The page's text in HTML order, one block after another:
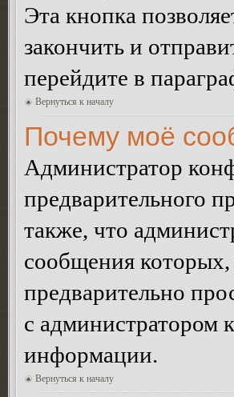
Эта кнопка
закончить и
перейдите в
Вернуться к началу
Почему моё
Администратор
предварительного
также, что
сообщения
предварительно
с администратором
информации.
Вернуться к началу